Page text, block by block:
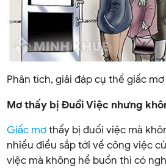
Phân tích, giải đáp cụ thể giấc
Mơ thấy bị Đuổi Việc nhưng
Giấc mơthấy bị đuổi việc mà
nhiều điều sắp tới về công việc
việc mà không hề buồn thì có